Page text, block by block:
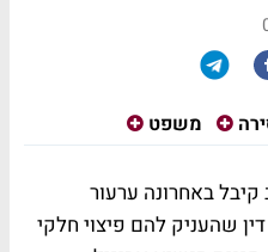
משפט
באחרונה ערעור
שהעניק להם פיצוי חלקי